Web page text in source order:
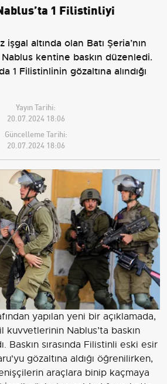
1 Filistinliyi
altında olan Batı Şeria’nın
kentine baskın düzenledi.
1 Filistinlinin gözaltına alındığı
Yayın Tarihi:
20.07.2024 18:06
Güncelleme Tarihi:
20.07.2024 18:06
yapılan yeni bir açıklamada,
kuvvetlerinin Nablus’ta baskın
Baskın sırasında Filistinli eski esir
gözaltına aldığı öğrenilirken,
araçlara binip kaçmaya